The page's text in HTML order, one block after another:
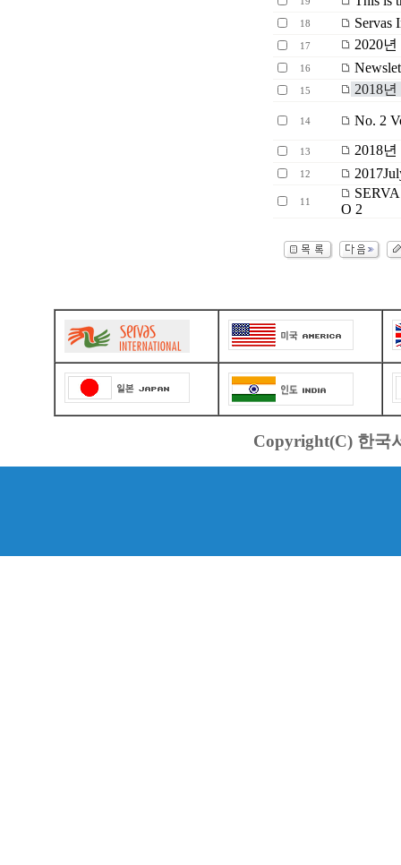
18 Servas
17 2020년
16
15 2018
14 No. 2
13 2018
12
11
O 2
Copyright(C) 한국